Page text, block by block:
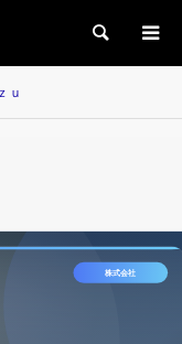
検索
ｕ